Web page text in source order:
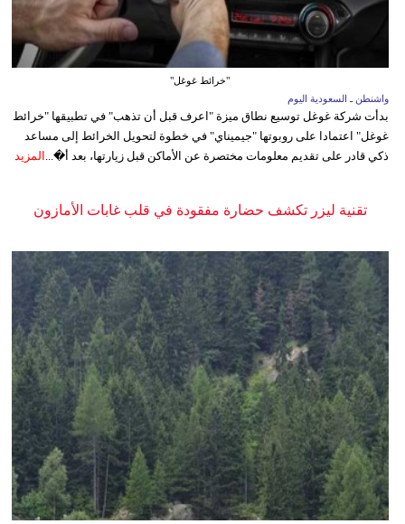
"خرائط غوغل"
واشنطن ـ السعودية اليوم
بدأت شركة غوغل توسيع نطاق ميزة "اعرف قبل أن تذهب" في تطبيقها "خرائط
غوغل" اعتمادا على روبوتها "جيميناي" في خطوة لتحويل الخرائط إلى مساعد
ذكي قادر على تقديم معلومات مختصرة عن الأماكن قبل زيارتها، بعد أ�...
المزيد
تقنية ليزر تكشف حضارة مفقودة في قلب غابات الأمازون